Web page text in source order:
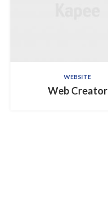
WEBSITE
Web Creator